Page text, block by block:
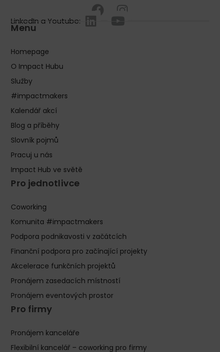
LinkedIn a Youtube:
Menu
Homepage
O Impact Hubu
Služby
#impactmakers
Kalendář akcí
Blog a příběhy
Slovník pojmů
Pracuj u nás
Impact Hub ve světě
Pro jednotlivce
Coworking
Komunita #impactmakers
Podpora podnikavosti v začátcích
Finanční podpora pro začínající projekty
Akcelerace funkčních projektů
Pronájem zasedacích místností
Pronájem eventových prostor
Pro firmy
Pronájem kanceláře
Flexibilní kancelář – coworking pro firmy